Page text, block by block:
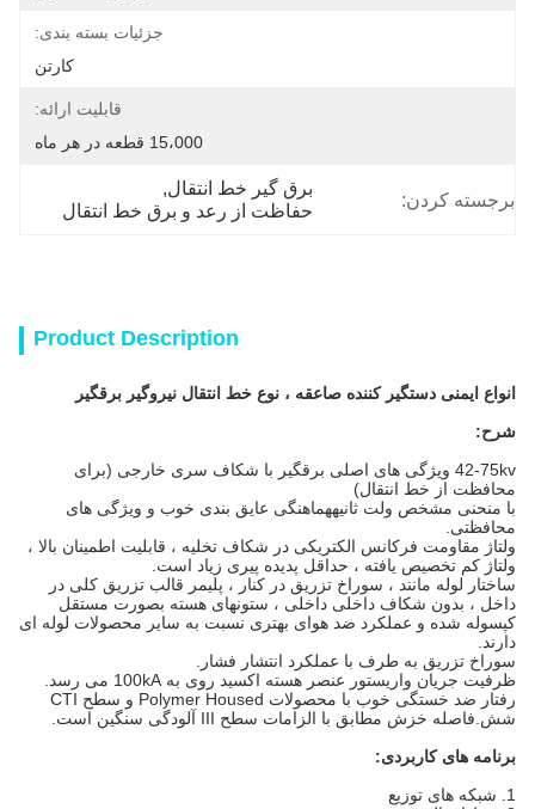
جزئیات بسته بندی:
کارتن
قابلیت ارائه:
15،000 قطعه در هر ماه
برجسته کردن:
برق گیر خط انتقال ,
حفاظت از رعد و برق خط انتقال
Product Description
انواع ایمنی دستگیر کننده صاعقه ، نوع خط انتقال نیروگیر برقگیر
شرح:
42-75kv ویژگی های اصلی برقگیر با شکاف سری خارجی (برای
محافظت از خط انتقال)
با منحنی مشخص ولت ثانیههماهنگی عایق بندی خوب و ویژگی های
محافظتی.
ولتاژ مقاومت فرکانس الکتریکی در شکاف تخلیه ، قابلیت اطمینان بالا ،
ولتاژ کم تخصیص یافته ، حداقل پدیده پیری زیاد است.
ساختار لوله مانند ، سوراخ تزریق در کنار ، پلیمر قالب تزریق کلی در
داخل ، بدون شکاف داخلی داخلی ، ستونهای هسته بصورت مستقل
کپسوله شده و عملکرد ضد هوای بهتری نسبت به سایر محصولات لوله ای
دارند.
سوراخ تزریق به طرف با عملکرد انتشار فشار.
ظرفیت جریان واریستور عنصر هسته اکسید روی به 100kA می رسد.
رفتار ضد خستگی خوب با محصولات Polymer Housed و سطح CTI
شش.فاصله خزش مطابق با الزامات سطح III آلودگی سنگین است.
برنامه های کاربردی: